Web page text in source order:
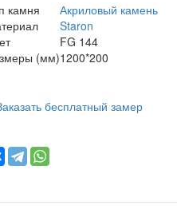
камня
Акриловый камень
Staron
FG 144
(мм)1200*200
бесплатный замер